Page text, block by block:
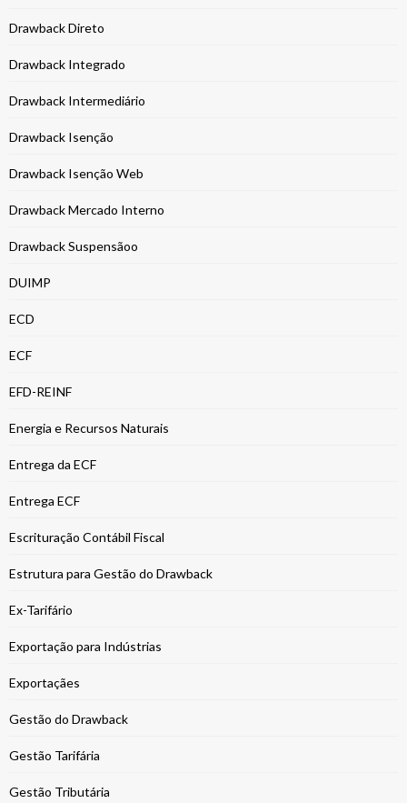
Drawback Direto
Drawback Integrado
Drawback Intermediário
Drawback Isenção
Drawback Isenção Web
Drawback Mercado Interno
Drawback Suspensãoo
DUIMP
ECD
ECF
EFD-REINF
Energia e Recursos Naturais
Entrega da ECF
Entrega ECF
Escrituração Contábil Fiscal
Estrutura para Gestão do Drawback
Ex-Tarifário
Exportação para Indústrias
Exportaçães
Gestão do Drawback
Gestão Tarifária
Gestão Tributária